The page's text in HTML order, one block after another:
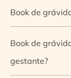
Book de
Book de
gestante?